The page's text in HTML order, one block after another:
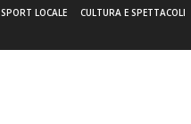
SPORT LOCALE CULTURA E SPETTACOLI